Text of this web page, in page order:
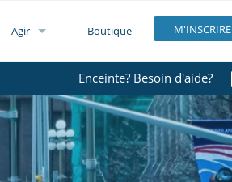
M'INSCRIRE
Agir Boutique
Enceinte? Besoin d'aide?